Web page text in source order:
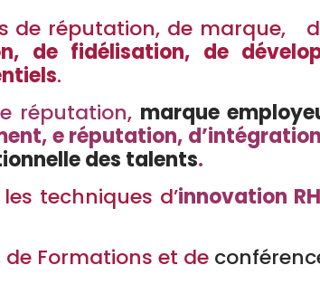
de réputation, de marque,
de fidélisation, de
.
e réputation, marque
e réputation,
des talents.
techniques d’innovation RH
de Formations et de